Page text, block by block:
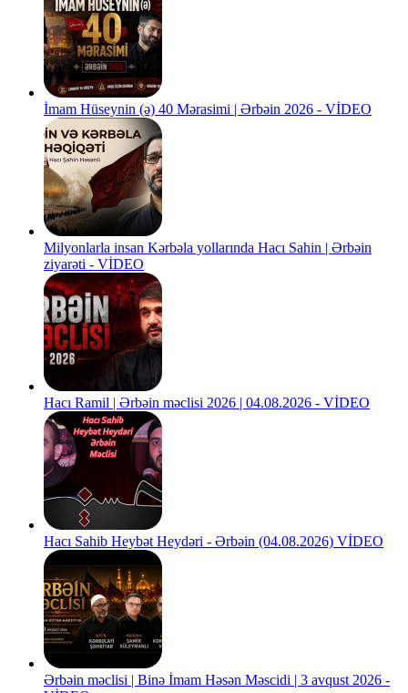
İmam Hüseynin (ə) 40 Mərasimi | Ərbəin 2026 - VİDEO
Milyonlarla insan Kərbəla yollarında Hacı Sahin | Ərbəin
ziyarəti - VİDEO
Hacı Ramil | Ərbəin məclisi 2026 | 04.08.2026 - VİDEO
Hacı Sahib Heybət Heydəri - Ərbəin (04.08.2026) VİDEO
Ərbəin məclisi | Binə İmam Həsən Məscidi | 3 avqust 2026 -